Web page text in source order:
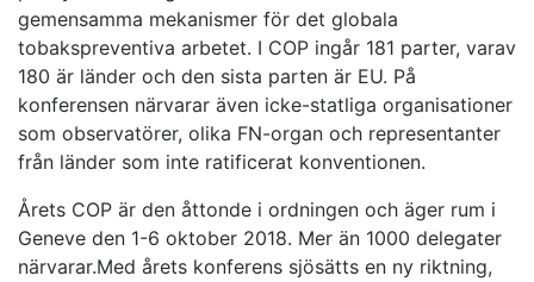
gemensamma mekanismer för det globala
tobakspreventiva arbetet. I COP ingår 181 parter, varav
180 är länder och den sista parten är EU. På
konferensen närvarar även icke-statliga organisationer
som observatörer, olika FN-organ och representanter
från länder som inte ratificerat konventionen.
Årets COP är den åttonde i ordningen och äger rum i
Geneve den 1-6 oktober 2018. Mer än 1000 delegater
närvarar.Med årets konferens sjösätts en ny riktning,